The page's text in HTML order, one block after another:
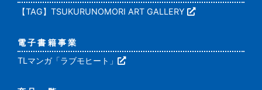
【TAG】TSUKURUNOMORI ART GALLERY
電子書籍事業
TLマンガ「ラブモヒート」